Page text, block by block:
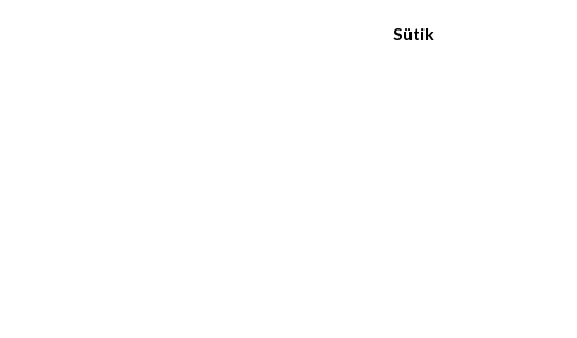
Sütik